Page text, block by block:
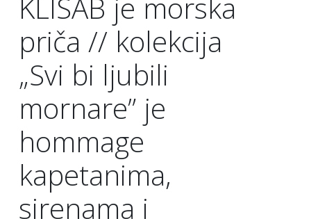
KLISAB je morska
priča // kolekcija
„Svi bi ljubili
mornare” je
hommage
kapetanima,
sirenama i